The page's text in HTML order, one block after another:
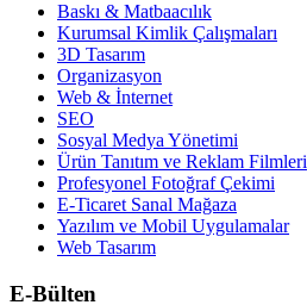
Baskı & Matbaacılık
Kurumsal Kimlik Çalışmaları
3D Tasarım
Organizasyon
Web & İnternet
SEO
Sosyal Medya Yönetimi
Ürün Tanıtım ve Reklam Filmleri
Profesyonel Fotoğraf Çekimi
E-Ticaret Sanal Mağaza
Yazılım ve Mobil Uygulamalar
Web Tasarım
E-Bülten